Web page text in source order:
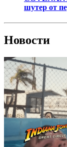
шутер от
Новости